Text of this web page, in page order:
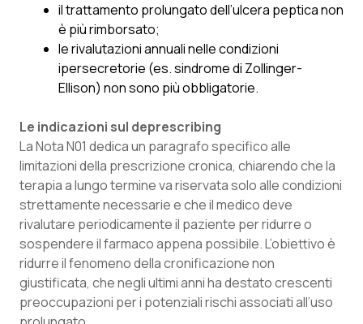
Puglia
Sardegna
Toscana
Umbria
Valle D’Aosta
Veneto
Malattie rare
Malattia di Crohn & Rettocolite Ulcerosa
Obesità
Oftalmologia
Oncodermatologia
Oncoematologia
il trattamento prolungato dell’ulcera peptica non
è più rimborsato;
le rivalutazioni annuali nelle condizioni
ipersecretorie (es. sindrome di Zollinger-
Ellison) non sono più obbligatorie.
Le indicazioni sul deprescribing
La Nota N01 dedica un paragrafo specifico alle
limitazioni della prescrizione cronica, chiarendo che la
terapia a lungo termine va riservata solo alle condizioni
strettamente necessarie e che il medico deve
rivalutare periodicamente il paziente per ridurre o
sospendere il farmaco appena possibile. L’obiettivo è
ridurre il fenomeno della cronificazione non
giustificata, che negli ultimi anni ha destato crescenti
preoccupazioni per i potenziali rischi associati all’uso